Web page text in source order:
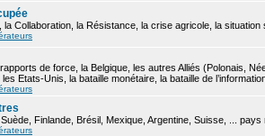
la Collaboration, la Résistance, la crise agricole, la
de force, la Belgique, les autres Alliés (Polonais,
Etats-Unis, la bataille monétaire, la bataille de
Finlande, Brésil, Mexique, Argentine, Suisse, ...